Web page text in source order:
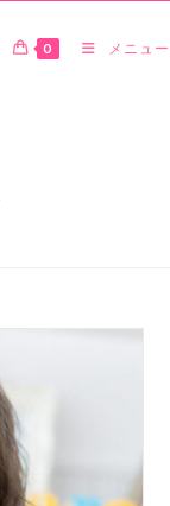
0 メニュー